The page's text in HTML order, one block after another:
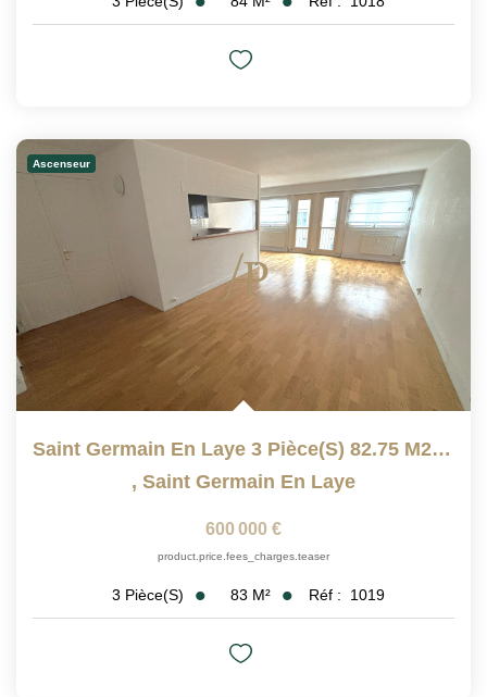
Ascenseur
Saint Germain En Laye 3 Pièce(s) 82.75 M2, Avec Ascenseur
, Saint Germain En Laye
600 000 €
product.price.fees_charges.teaser
3 Pièce(s) 83 M² Réf : 1019